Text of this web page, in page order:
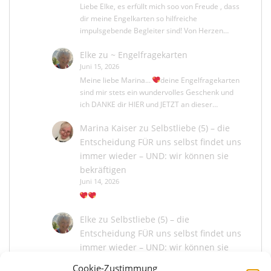
Cookie-Zustimmung
Liebe Elke, es erfüllt mich soo von Freude , dass
dir meine Engelkarten so hilfreiche
impulsgebende Begleiter sind! Von Herzen…
Elke zu ~ Engelfragekarten
Juni 15, 2026
Meine liebe Marina...
deine Engelfragekarten
sind mir stets ein wundervolles Geschenk und
ich DANKE dir HIER und JETZT an dieser…
Marina Kaiserzu Selbstliebe (5) – die
Entscheidung FÜR uns selbst findet uns
immer wieder – UND: wir können sie
bekräftigen
Juni 14, 2026
Elke zu Selbstliebe (5) – die
Entscheidung FÜR uns selbst findet uns
immer wieder – UND: wir können sie